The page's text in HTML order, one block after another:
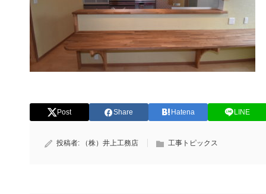
Post Share Hatena LINE
投稿者: （株）井上工務店 工事トピックス